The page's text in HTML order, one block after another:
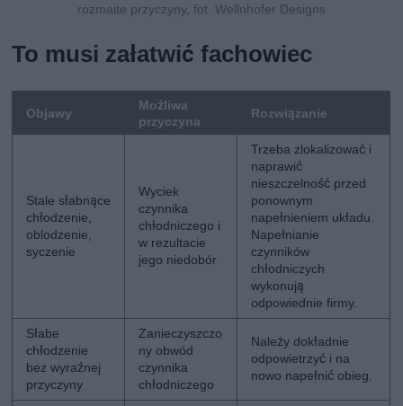
rozmaite przyczyny, fot. Wellnhofer Designs
To musi załatwić fachowiec
Objawy
Możliwa
przyczyna
Rozwiązanie
Stale słabnące
chłodzenie,
oblodzenie,
syczenie
Wyciek
czynnika
chłodniczego i
w rezultacie
jego niedobór
Trzeba zlokalizować i
naprawić
nieszczelność przed
ponownym
napełnieniem układu.
Napełnianie
czynników
chłodniczych
wykonują
odpowiednie firmy.
Słabe
chłodzenie
bez wyraźnej
przyczyny
Zanieczyszczo
ny obwód
czynnika
chłodniczego
Należy dokładnie
odpowietrzyć i na
nowo napełnić obieg.